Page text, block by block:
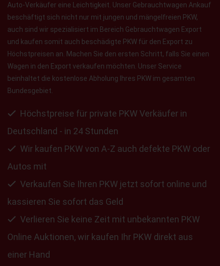
Auto-Verkäufer eine Leichtigkeit. Unser Gebrauchtwagen Ankauf
beschäftigt sich nicht nur mit jungen und mängelfreien PKW,
auch sind wir spezialisiert im Bereich Gebrauchtwagen Export
und kaufen somit auch beschädigte PKW für den Export zu
Höchstpreisen an. Machen Sie den ersten Schritt, falls Sie einen
Wagen in den Export verkaufen möchten. Unser Service
beinhaltet die kostenlose Abholung Ihres PKW im gesamten
Bundesgebiet.
Höchstpreise für private PKW Verkäufer in
Deutschland - in 24 Stunden
Wir kaufen PKW von A-Z auch defekte PKW oder
Autos mit
Verkaufen Sie Ihren PKW jetzt sofort online und
kassieren Sie sofort das Geld
Verlieren Sie keine Zeit mit unbekannten PKW
Online Auktionen, wir kaufen Ihr PKW direkt aus
einer Hand